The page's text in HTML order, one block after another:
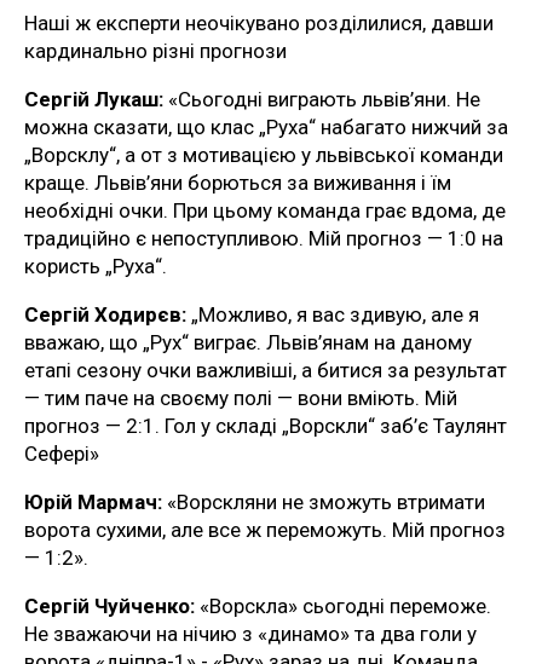
Наші ж експерти неочікувано розділилися, давши
кардинально різні прогнози
Сергій Лукаш: «Сьогодні виграють львів’яни. Не
можна сказати, що клас „Руха“ набагато нижчий за
„Ворсклу“, а от з мотивацією у львівської команди
краще. Львів’яни борються за виживання і їм
необхідні очки. При цьому команда грає вдома, де
традиційно є непоступливою. Мій прогноз — 1:0 на
користь „Руха“.
Сергій Ходирєв: „Можливо, я вас здивую, але я
вважаю, що „Рух“ виграє. Львів’янам на даному
етапі сезону очки важливіші, а битися за результат
— тим паче на своєму полі — вони вміють. Мій
прогноз — 2:1. Гол у складі „Ворскли“ заб’є Таулянт
Сефері»
Юрій Мармач: «Ворскляни не зможуть втримати
ворота сухими, але все ж переможуть. Мій прогноз
— 1:2».
Сергій Чуйченко: «Ворскла» сьогодні переможе.
Не зважаючи на нічию з «динамо» та два голи у